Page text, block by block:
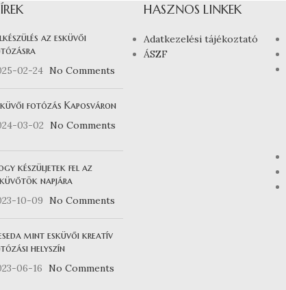
az esküvői
02-24 No Comments
fotózás Kaposváron
03-02
No Comments
készüljetek fel az
napjára
10-09
No Comments
mint esküvői kreatív
helyszín
06-16
No Comments
HASZNOS LINKEK
Adatkezelési tájékoztató
ÁSZF